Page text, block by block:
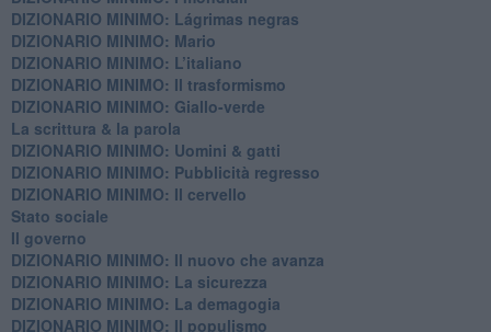
DIZIONARIO MINIMO: ​Lágrimas negras
DIZIONARIO MINIMO: Mario
DIZIONARIO MINIMO: L’italiano
DIZIONARIO MINIMO: Il trasformismo
DIZIONARIO MINIMO: Giallo-verde
La scrittura & la parola
​DIZIONARIO MINIMO: Uomini & gatti
DIZIONARIO MINIMO: ​Pubblicità regresso
DIZIONARIO MINIMO: Il cervello
Stato sociale
Il governo
DIZIONARIO MINIMO: Il nuovo che avanza
DIZIONARIO MINIMO: La sicurezza
DIZIONARIO MINIMO: La demagogia
DIZIONARIO MINIMO: Il populismo